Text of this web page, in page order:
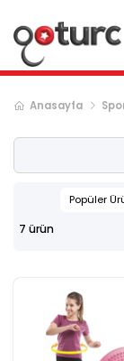
Anasayfa
Popüler
7 ürün